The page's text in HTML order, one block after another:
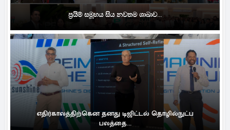
ප්‍රයිම් සමූහය සිය නවතම ශාඛාව...
எதிர்காலத்திற்கென தனது டிஜிட்டல் தொழில்நுட்ப
பலத்தை...